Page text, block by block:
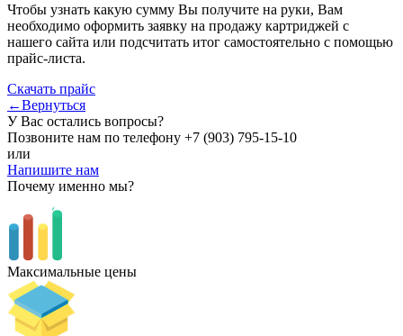
Чтобы узнать какую сумму Вы получите на руки, Вам
необходимо оформить заявку на продажу картриджей с
нашего сайта или подсчитать итог самостоятельно с помощью
прайс-листа.
Скачать прайс
←Вернуться
У Вас остались вопросы?
Позвоните нам по телефону +7 (903) 795-15-10
или
Напишите нам
Почему именно мы?
Максимальные цены